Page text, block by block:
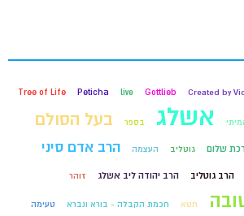
Created by
Gottlieb
live
Peticha
Tree of Life
אשלג בספר בעל הסולם
שלום גוטליב העצמה הרב אדם סיני
הרב גוטליב הרב יהודה ליב אשלג זוהר
חטא חכמת הקבלה - בורא ונברא טעימה